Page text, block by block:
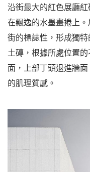
沿街最大的紅色展廳
在飄逸的水墨畫捲上
街的標誌性，形成獨
土磚，根據所處位置
面，上部丁頭退進牆
的肌理質感。